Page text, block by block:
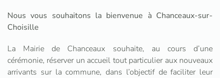
Nous vous souhaitons la bienvenue à Chanceaux-sur-
Choisille
La Mairie de Chanceaux souhaite, au cours d’une
cérémonie, réserver un accueil tout particulier aux nouveaux
arrivants sur la commune, dans l’objectif de faciliter leur